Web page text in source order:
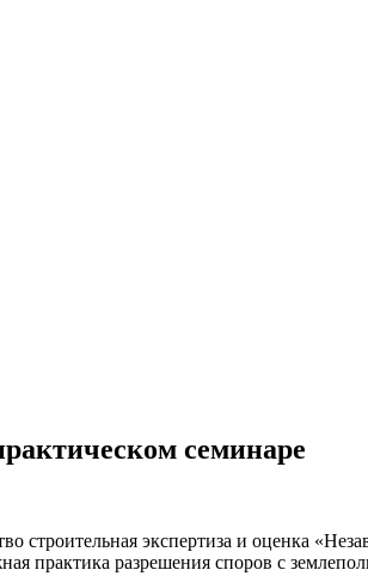
семинаре
строительная экспертиза и оценка
практика разрешения споров с